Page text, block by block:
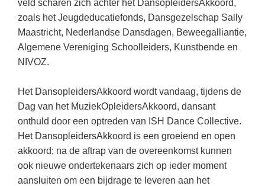
veld scharen zich achter het DansopleidersAkkoord,
zoals het Jeugdeducatiefonds, Dansgezelschap Sally
Maastricht, Nederlandse Dansdagen, Beweegalliantie,
Algemene Vereniging Schoolleiders, Kunstbende en
NIVOZ.
Het DansopleidersAkkoord wordt vandaag, tijdens de
Dag van het MuziekOpleidersAkkoord, dansant
onthuld door een optreden van ISH Dance Collective.
Het DansopleidersAkkoord is een groeiend en open
akkoord; na de aftrap van de overeenkomst kunnen
ook nieuwe ondertekenaars zich op ieder moment
aansluiten om een bijdrage te leveren aan het